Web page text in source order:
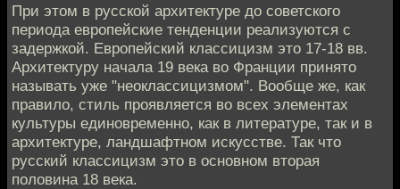
При этом в русской архитектуре до советского
периода европейские тенденции реализуются с
задержкой. Европейский классицизм это 17-18 вв.
Архитектуру начала 19 века во Франции принято
называть уже "неоклассицизмом". Вообще же, как
правило, стиль проявляется во всех элементах
культуры единовременно, как в литературе, так и в
архитектуре, ландшафтном искусстве. Так что
русский классицизм это в основном вторая
половина 18 века.